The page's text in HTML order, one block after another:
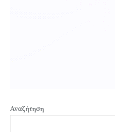
Αναζήτηση